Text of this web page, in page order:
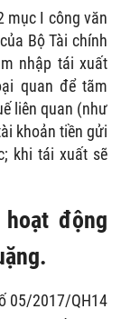
mục I công văn
Bộ Tài chính
nhập tái xuất
quan để tãm
liên quan (như
khoản tiền gửi
khi tái xuất sẽ
động
05/2017/QH14